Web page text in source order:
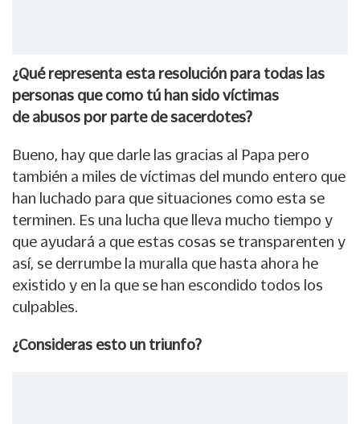
¿Qué representa esta resolución para todas las
personas que como tú han sido víctimas
de abusos por parte de sacerdotes?
Bueno, hay que darle las gracias al Papa pero
también a miles de víctimas del mundo entero que
han luchado para que situaciones como esta se
terminen. Es una lucha que lleva mucho tiempo y
que ayudará a que estas cosas se transparenten y
así, se derrumbe la muralla que hasta ahora he
existido y en la que se han escondido todos los
culpables.
¿Consideras esto un triunfo?